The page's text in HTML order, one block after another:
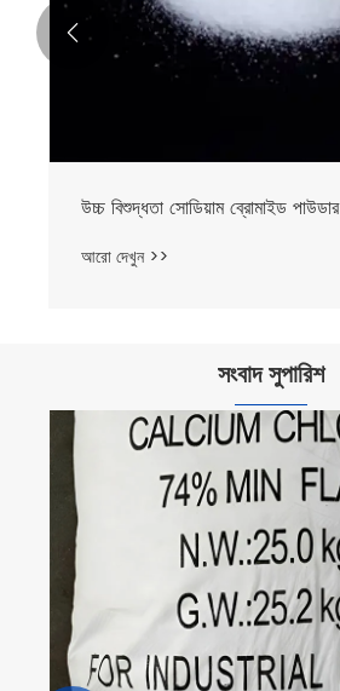
উচ্চ বিশুদ্ধতা সোডিয়াম ব্রোমাইড পাউডার
আরো দেখুন >>

সংবাদ সুপারিশ